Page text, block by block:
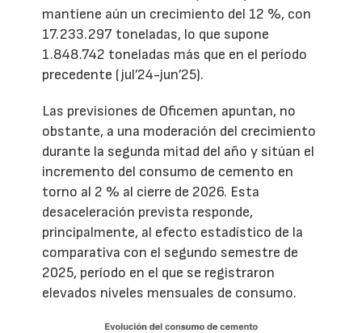
mantiene aún un crecimiento del 12 %, con
17.233.297 toneladas, lo que supone
1.848.742 toneladas más que en el período
precedente (jul’24-jun’25).
Las previsiones de Oficemen apuntan, no
obstante, a una moderación del crecimiento
durante la segunda mitad del año y sitúan el
incremento del consumo de cemento en
torno al 2 % al cierre de 2026. Esta
desaceleración prevista responde,
principalmente, al efecto estadístico de la
comparativa con el segundo semestre de
2025, período en el que se registraron
elevados niveles mensuales de consumo.